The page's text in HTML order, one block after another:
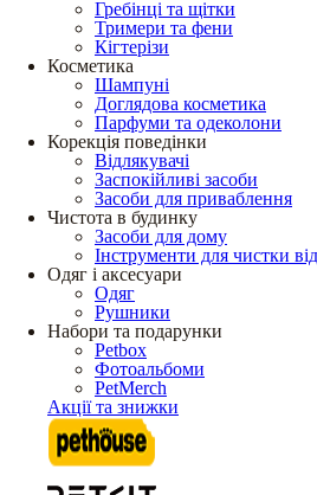
Гребінці та щітки
Тримери та фени
Кігтерізи
Косметика
Шампуні
Доглядова косметика
Парфуми та одеколони
Корекція поведінки
Відлякувачі
Заспокійливі засоби
Засоби для приваблення
Чистота в будинку
Засоби для дому
Інструменти для чистки
Одяг і аксесуари
Одяг
Рушники
Набори та подарунки
Petbox
Фотоальбоми
PetMerch
Акції та знижки